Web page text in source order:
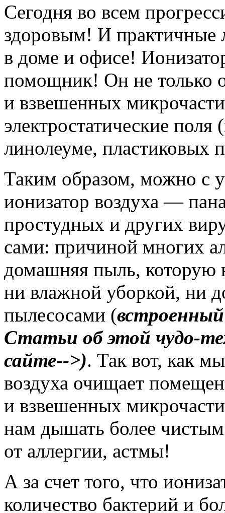
Сегодня во всем
здоровым! И практичные
в доме и офисе!
помощник! Он не только
и взвешенных
электростатические
линолеуме, пластиковых
Таким образом, можно с
ионизатор воздуха —
простудных и других
сами: причиной многих
домашняя пыль, которую
ни влажной уборкой, ни
пылесосами (
Статьи об этой чудо-
сайте-->). Так вот, как
воздуха очищает
и взвешенных
нам дышать более чистым
от аллергии, астмы!
А за счет того, что
количество бактерий и